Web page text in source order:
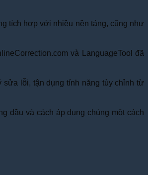
tích hợp với nhiều nền tảng, cũng như
và LanguageTool đã
lỗi, tận dụng tính năng tùy chỉnh từ
đầu và cách áp dụng chúng một cách